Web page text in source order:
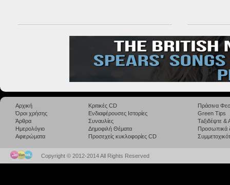
Αρχική
Όροι χρήσης
Άρθρα
Ημερολόγιο
Αφιερώματα
Κριτικές CD
Ενδιαφέρουσες Ιστορίες
Συναυλίες
Δημοφιλή Θέματα
Προσεχείς κυκλοφορίες CD
Πράσινα
Green Tips
Taξιδέψτε
Προσωπικά
Copyright © 2012-2014 All Rights Reserved